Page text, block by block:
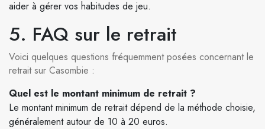
aider à gérer vos habitudes de jeu.
5. FAQ sur le retrait
Voici quelques questions fréquemment posées concernant le
retrait sur Casombie :
Quel est le montant minimum de retrait ?
Le montant minimum de retrait dépend de la méthode choisie,
généralement autour de 10 à 20 euros.